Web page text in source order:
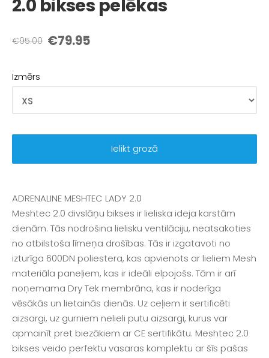
2.0 bikses pelēkas
€95.00 €79.95
Izmērs
Ielikt grozā
ADRENALINE MESHTEC LADY 2.0
Meshtec 2.0 divslāņu bikses ir lieliska ideja karstām
dienām. Tās nodrošina lielisku ventilāciju, neatsakoties
no atbilstoša līmeņa drošības. Tās ir izgatavoti no
izturīga 600DN poliestera, kas apvienots ar lieliem Mesh
materiāla paneļiem, kas ir ideāli elpojošs. Tām ir arī
noņemama Dry Tek membrāna, kas ir noderīga
vēsākās un lietainās dienās. Uz ceļiem ir sertificēti
aizsargi, uz gurniem nelieli putu aizsargi, kurus var
apmainīt pret biezākiem ar CE sertifikātu. Meshtec 2.0
bikses veido perfektu vasaras komplektu ar šīs pašas